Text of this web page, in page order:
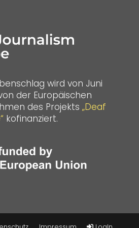
wird von Juni
der Europäischen
des Projekts „Deaf
kofinanziert.